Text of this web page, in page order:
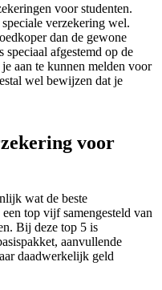
voor studenten.
verzekering wel.
dan de gewone
speciaal afgestemd op de
aan te kunnen melden voor
wel bewijzen dat je
voor
wat de beste
top vijf samengesteld van
Bij deze top 5 is
aanvullende
daadwerkelijk geld